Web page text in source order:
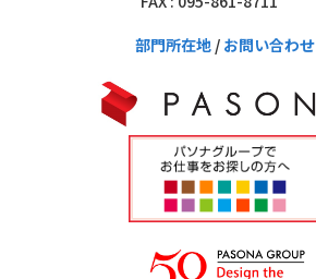
部門所在地 / お問い合わせ